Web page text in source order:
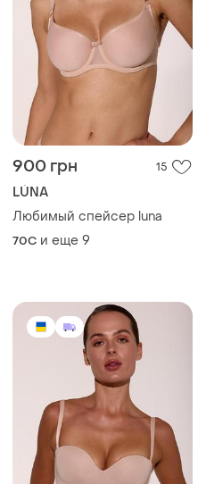
900 грн 15
LÚNA
Любимый спейсер luna
70C и еще 9